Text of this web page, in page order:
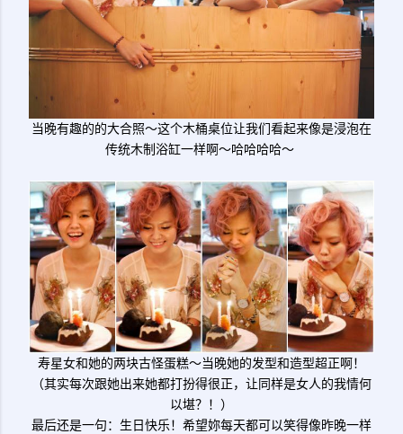
当晚有趣的的大合照～这个木桶桌位让我们看起来像是浸泡在
传统木制浴缸一样啊～哈哈哈哈～
寿星女和她的两块古怪蛋糕～当晚她的发型和造型超正啊！
（其实每次跟她出来她都打扮得很正，让同样是女人的我情何
以堪？！）
最后还是一句：生日快乐！希望妳每天都可以笑得像昨晚一样